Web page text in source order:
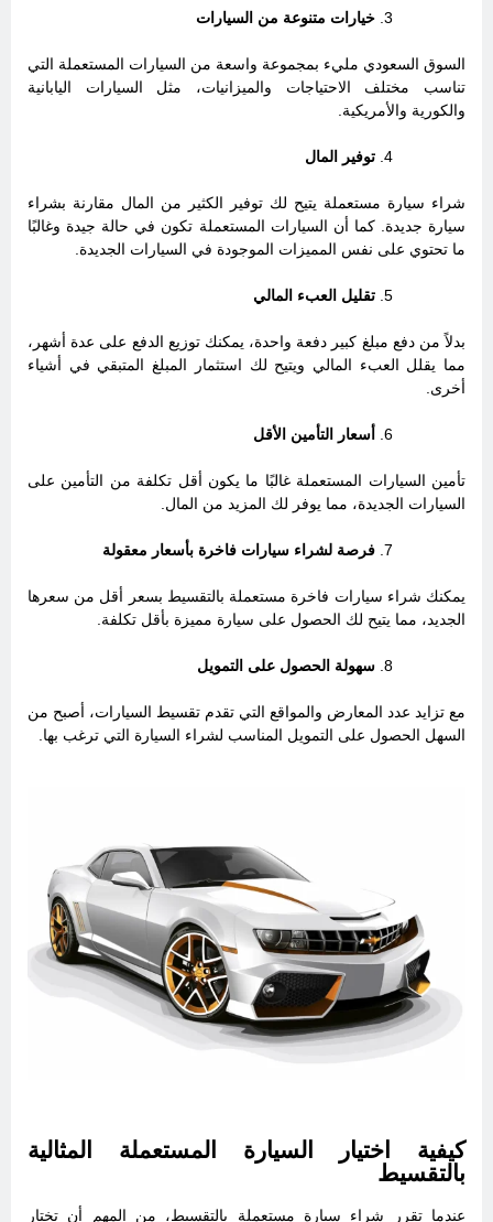
خيارات متنوعة من السيارات
السوق السعودي مليء بمجموعة واسعة من السيارات المستعملة التي
تناسب مختلف الاحتياجات والميزانيات، مثل السيارات اليابانية
والكورية والأمريكية.
توفير المال
شراء سيارة مستعملة يتيح لك توفير الكثير من المال مقارنة بشراء
سيارة جديدة. كما أن السيارات المستعملة تكون في حالة جيدة وغالبًا
ما تحتوي على نفس المميزات الموجودة في السيارات الجديدة.
تقليل العبء المالي
بدلاً من دفع مبلغ كبير دفعة واحدة، يمكنك توزيع الدفع على عدة أشهر،
مما يقلل العبء المالي ويتيح لك استثمار المبلغ المتبقي في أشياء
أخرى.
أسعار التأمين الأقل
تأمين السيارات المستعملة غالبًا ما يكون أقل تكلفة من التأمين على
السيارات الجديدة، مما يوفر لك المزيد من المال.
فرصة لشراء سيارات فاخرة بأسعار معقولة
يمكنك شراء سيارات فاخرة مستعملة بالتقسيط بسعر أقل من سعرها
الجديد، مما يتيح لك الحصول على سيارة مميزة بأقل تكلفة.
سهولة الحصول على التمويل
مع تزايد عدد المعارض والمواقع التي تقدم تقسيط السيارات، أصبح من
السهل الحصول على التمويل المناسب لشراء السيارة التي ترغب بها.
كيفية اختيار السيارة المستعملة المثالية
بالتقسيط
عندما تقرر شراء سيارة مستعملة بالتقسيط، من المهم أن تختار